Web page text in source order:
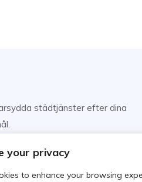
your privacy
to enhance your browsing
städtjänster efter dina
din fritid, vi sköter städning!